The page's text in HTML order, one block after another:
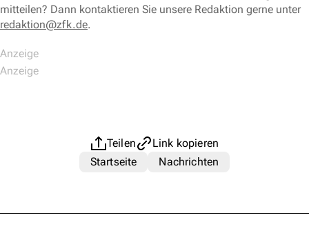
mitteilen? Dann kontaktieren Sie unsere Redaktion gerne unter
redaktion@zfk.de.
Teilen
Link kopieren
Startseite
Nachrichten